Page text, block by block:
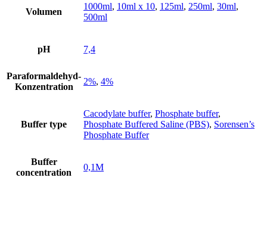
Volumen
1000ml, 10ml x 10, 125ml, 250ml, 30ml,
500ml
pH 7,4
Paraformaldehyd-
Konzentration
2%, 4%
Buffer type
Cacodylate buffer, Phosphate buffer,
Phosphate Buffered Saline (PBS), Sorensen’s
Phosphate Buffer
Buffer
concentration
0,1M